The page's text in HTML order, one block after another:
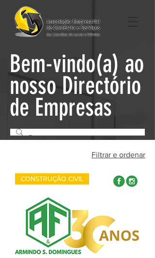
Bem-vindo(a) ao
nosso Directório
de Empresas
Filtrar e ordenar
CONSTRUÇÃO CIVIL